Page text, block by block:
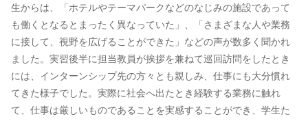
生からは、「ホテルやテーマパークなどのなじみの施設であって
も働くとなるとまったく異なっていた」、「さまざまな人や業務
に接して、視野を広げることができた」などの声が数多く聞かれ
ました。実習後半に担当教員が挨拶を兼ねて巡回訪問をしたとき
には、インターンシップ先の方々とも親しみ、仕事にも大分慣れ
てきた様子でした。実際に社会へ出たとき経験する業務に触れ
て、仕事は厳しいものであることを実感することができ、学生た